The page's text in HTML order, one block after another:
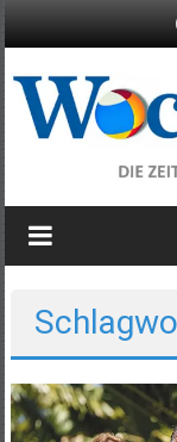
die
Kanarischen
Inseln